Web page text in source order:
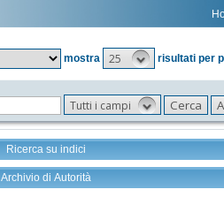
mostra
25 risultati per
Tutti i campi
Ricerca su indici
Archivio di Autorità
Tutto +